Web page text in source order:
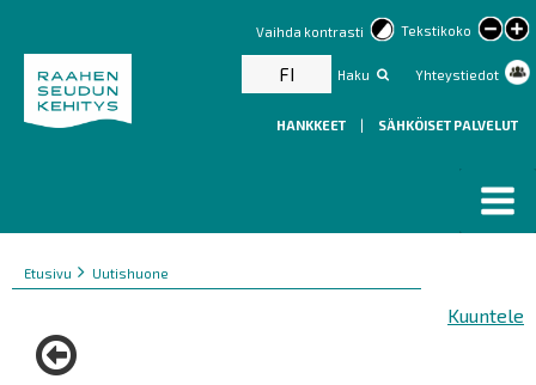
Tekstikoko
text
Vaihda kontrasti
Haku Yhteystiedot
FI
HANKKEET | SÄHKÖISET PALVELUT
Murupolku
You
Etusivu Uutishuone
Kuuntele